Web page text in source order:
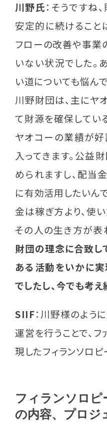
川野氏：そうですね
安定的に続けること
フローの改善や事業
いない状況でした。
い道についても悩ん
川野財団は、主にヤ
て財源を確保してい
ヤオコーの業績が
入ってきます。公益
められますし、配当
に有効活用したいん
金は稼ぎ方より、使
その人の生き方が表
財団の理念に合致し
ある活動をいかに
でしたし、今でも考え
SIIF：川野様のよう
運営を行うことで、
現したフィランソロ
フィランソロピ
の内容、プロジ